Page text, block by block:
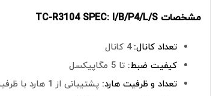
مشخصات TC-R3104 SPEC: I/B/P4/L/S
تعداد کانال:4 کانال
کیفیت ضبط: تا 5 مگاپیکسل
تعداد و ظرفیت هارد:پشتیبانی از 1 هارد با ظرفیت 6 ترابایت